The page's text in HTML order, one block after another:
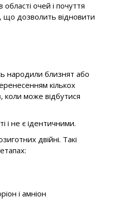
очей і почуття
що дозволить відновити
народили близнят або
кількох
коли може відбутися
і не є ідентичними.
двійні. Такі
і амніон